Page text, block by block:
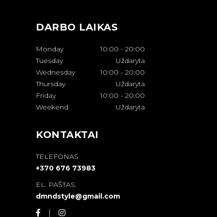
DARBO LAIKAS
Monday 10:00 - 20:00
Tuesday
Uždaryta
Wednesday
10:00 - 20:00
Thursday
Uždaryta
Friday
10:00 - 20:00
Weekend
Uždaryta
KONTAKTAI
TELEFONAS
+370 676 73983
EL. PAŠTAS:
dmndstyle@gmail.com